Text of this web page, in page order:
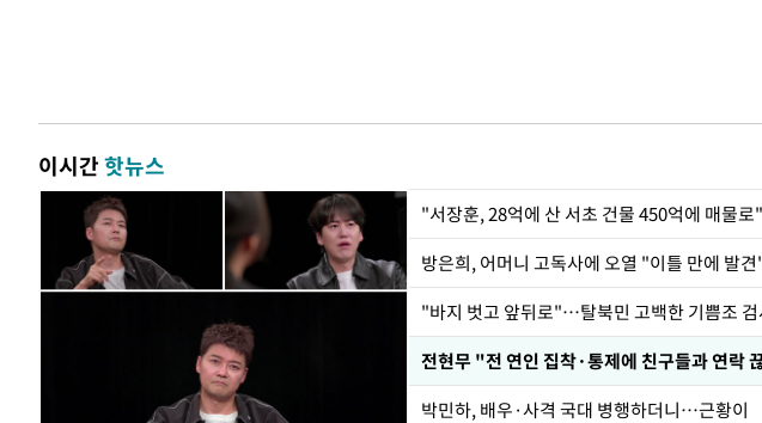
이시간핫뉴스
"서장훈, 28억에 산 서초 건물 450억에 매물로"
방은희, 어머니 고독사에 오열 "이틀 만에 발
"바지 벗고 앞뒤로"…탈북민 고백한 기쁨조
박민하, 배우·사격 국대 병행하더니…근황이